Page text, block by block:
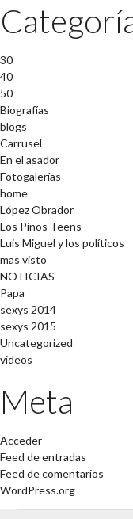
30
40
50
Biografías
blogs
Carrusel
En el asador
Fotogalerías
home
López Obrador
Los Pinos Teens
Luis Miguel y los políticos
mas visto
NOTICIAS
Papa
sexys 2014
sexys 2015
Uncategorized
videos
Meta
Acceder
Feed de entradas
Feed de comentarios
WordPress.org